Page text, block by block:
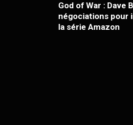
God of War : Dave
négociations pour
la série Amazon